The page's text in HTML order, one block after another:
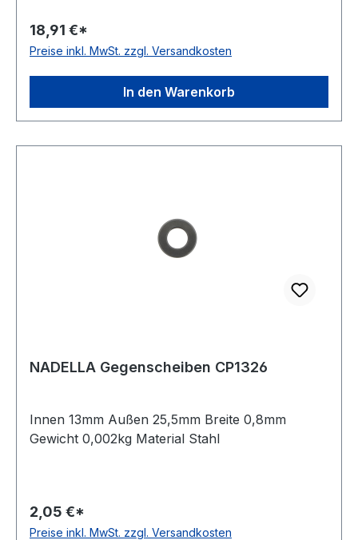
18,91 €*
Preise inkl. MwSt. zzgl. Versandkosten
In den Warenkorb
NADELLA Gegenscheiben CP1326
Innen 13mm Außen 25,5mm Breite 0,8mm
Gewicht 0,002kg Material Stahl
2,05 €*
Preise inkl. MwSt. zzgl. Versandkosten